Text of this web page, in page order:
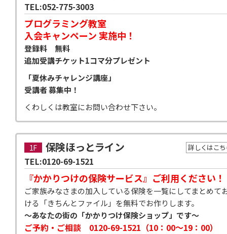
プログラミング教室
入会キャンペーン 実施中！
登録料 無料
追加受講チケット1コマ分プレゼント
「夏休みチャレンジ講座」
受講者 募集中！
くわしくは教室にお問い合わせ下さい。
TEL:052-775-3003
1F 保険ほっとライン 詳しくはこ
『かかりつけの保険サービス』ご利用ください！
ご家族みなさまの加入している保険を一覧にしてまとめて
ける「きちんとファイル」を無料でお作りします。
～あなたの街の「かかりつけ保険ショップ」です～
ご予約・ご相談 0120-69-1521（10：00～19：00）
TEL:0120-69-1521